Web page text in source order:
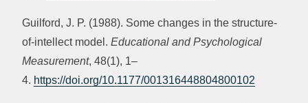
Guilford, J. P. (1988). Some changes in the structure-
of-intellect model. Educational and Psychological
Measurement, 48(1), 1–
4. https://doi.org/10.1177/001316448804800102